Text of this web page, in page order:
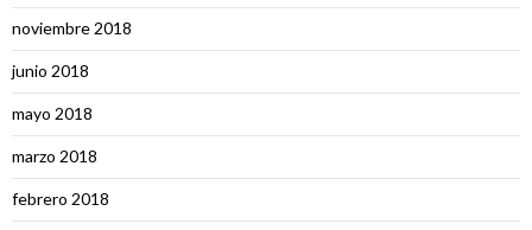
noviembre 2018
junio 2018
mayo 2018
marzo 2018
febrero 2018